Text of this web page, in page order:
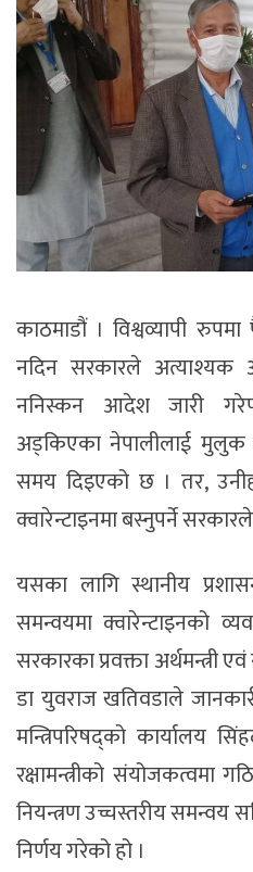
काठमाडौं । विश्वव्यापी
नदिन सरकारले अत्याश्यक
ननिस्कन आदेश जारी
अड्किएका नेपालीलाई
समय दिइएको छ । तर,
क्वारेन्टाइनमा बस्नुपर्ने
यसका लागि स्थानीय
समन्वयमा क्वारेन्टाइनको
सरकारका प्रवक्ता अर्थमन्त्री एवं
डा युवराज खतिवडाले
मन्त्रिपरिषद्को कार्यालय
रक्षामन्त्रीको संयोजकत्वमा
नियन्त्रण उच्चस्तरीय
निर्णय गरेको हो ।